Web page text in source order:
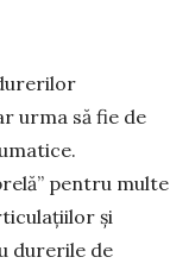
urma să fie de
pentru mul­te
și
durerile de